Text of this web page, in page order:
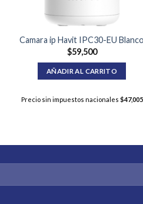
Camara ip Havit IPC30-EU Blanco
$59,500
AÑADIR AL CARRITO
Precio sin impuestos nacionales $47,005